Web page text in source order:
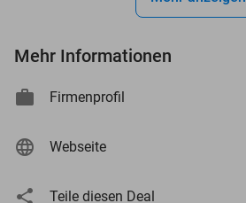
Mehr Informationen
Firmenprofil
Webseite
Teile diesen Deal